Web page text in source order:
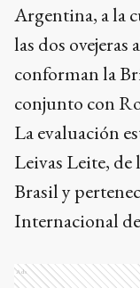
Argentina, a la
las dos ovejeras
conforman la
conjunto con
La evaluación
Leivas Leite,
Brasil y
Internacional
Ads